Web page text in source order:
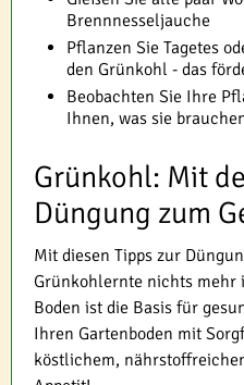
Brennnesseljauche
Pflanzen Sie Tagetes
den Grünkohl - das
Beobachten Sie Ihre
Ihnen, was sie
Grünkohl: Mit
Düngung zum
Mit diesen Tipps zur
Grünkohlernte nichts mehr
Boden ist die Basis für
Ihren Gartenboden mit
köstlichem,